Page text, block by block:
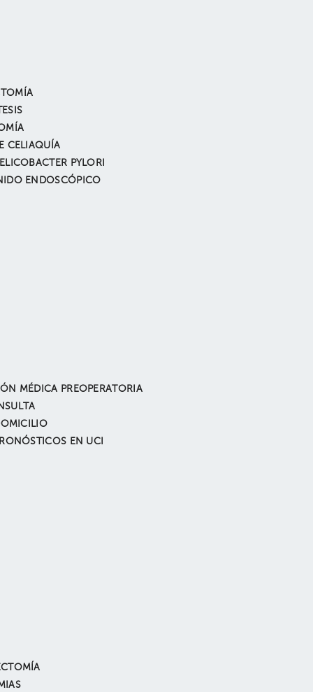
CELIAQUÍA
PYLORI
ENDOSCÓPICO
MÉDICA PREOPERATORIA
EN UCI